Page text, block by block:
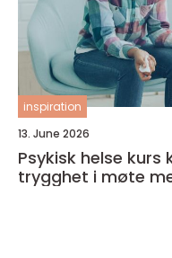
inspiration
13. June 2026
Psykisk helse kurs kunnskap som gir
trygghet i møte